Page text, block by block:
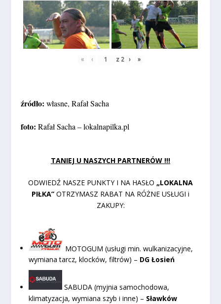
« ‹ z 2 › »
źródło:własne, Rafał Sacha
foto:Rafał Sacha – lokalnapilka.pl
TANIEJ U NASZYCH PARTNERÓW !!!
ODWIEDŹ NASZE PUNKTY I NA HASŁO „LOKALNA
PIŁKA” OTRZYMASZ RABAT NA RÓŻNE USŁUGI i
ZAKUPY:
MOTOGUM (usługi min. wulkanizacyjne,
wymiana tarcz, klocków, filtrów) – DG Łosień
SABUDA (myjnia samochodowa,
klimatyzacja, wymiana szyb i inne) – Sławków